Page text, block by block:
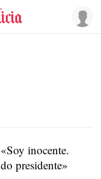
inocente.
presidente»